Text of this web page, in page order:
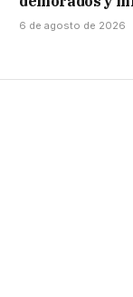
6 de agosto de 2026